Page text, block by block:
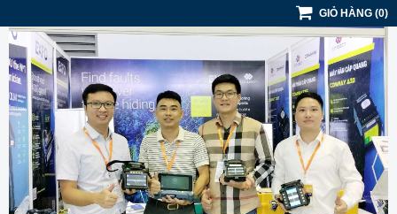
GIỎ HÀNG (0)